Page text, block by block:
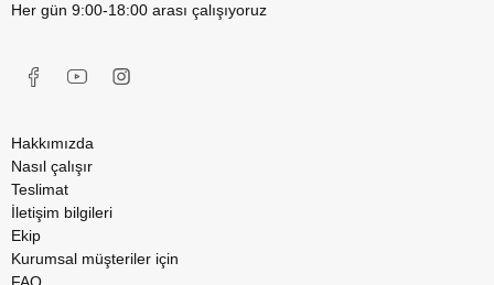
Her gün 9:00-18:00 arası çalışıyoruz
Hakkımızda
Nasıl çalışır
Teslimat
İletişim bilgileri
Ekip
Kurumsal müşteriler için